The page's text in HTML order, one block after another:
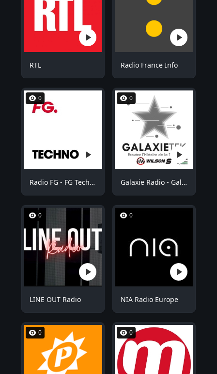
RTL Radio France Info
0
Radio FG - FG Techno
0
Galaxie Radio - GalaxieTek
0
LINE OUT Radio
0
NIA Radio Europe
0 0